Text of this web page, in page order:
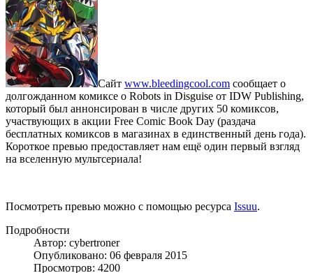
Сайт www.bleedingcool.com сообщает о
долгожданном комиксе о Robots in Disguise от IDW Publishing,
который был аннонсирован в числе других 50 комиксов,
участвующих в акции Free Comic Book Day (раздача
бесплатных комиксов в магазинах в единственный день года).
Короткое превью предоставляет нам ещё один первый взгляд
на вселенную мультсериала!
Посмотреть превью можно с помощью ресурса Issuu.
Подробности
Автор: cybertroner
Опубликовано: 06 февраля 2015
Просмотров: 4200